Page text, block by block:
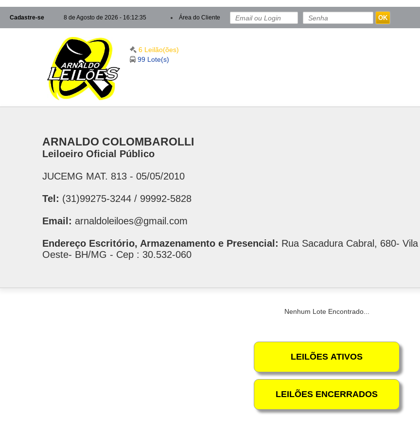
Cadastre-se 8 de Agosto de 2026 - 16:12:35 Área do Cliente OK
6 Leilão(ões)
99 Lote(s)
ARNALDO COLOMBAROLLI
Leiloeiro Oficial Público
JUCEMG MAT. 813 - 05/05/2010
Tel: (31)99275-3244 / 99992-5828
Email: arnaldoleiloes@gmail.com
Endereço Escritório, Armazenamento e Presencial: Rua Sacadura Cabral, 680- Vila
Oeste- BH/MG - Cep : 30.532-060
Nenhum Lote Encontrado...